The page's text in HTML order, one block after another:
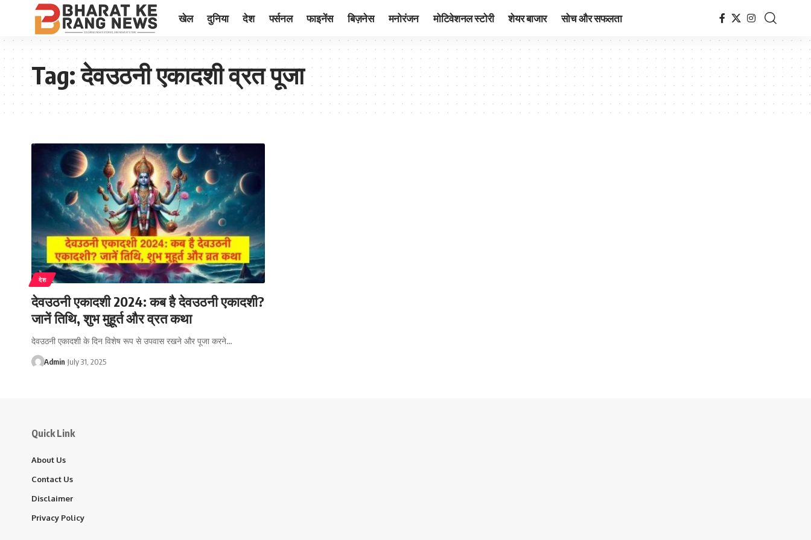
खेल दुनिया देश पर्सनल फाइनेंस बिज़नेस मनोरंजन मोटिवेशनल स्टोरी शेयर बाजार सोच और सफलता
Tag:देवउठनी एकादशी व्रत पूजा
देश
देवउठनी एकादशी 2024: कब है देवउठनी एकादशी?
जानें तिथि, शुभ मुहूर्त और व्रत कथा
देवउठनी एकादशी के दिन विशेष रूप से उपवास रखने और पूजा करने…
Admin July 31, 2025
Quick Link
About Us
Contact Us
Disclaimer
Privacy Policy